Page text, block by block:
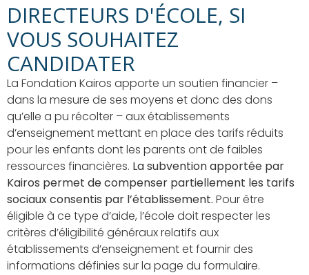
DIRECTEURS D'ÉCOLE, SI
VOUS SOUHAITEZ
CANDIDATER
La Fondation Kairos apporte un soutien financier –
dans la mesure de ses moyens et donc des dons
qu’elle a pu récolter – aux établissements
d’enseignement mettant en place des tarifs réduits
pour les enfants dont les parents ont de faibles
ressources financières. La subvention apportée par
Kairos permet de compenser partiellement les tarifs
sociaux consentis par l’établissement. Pour être
éligible à ce type d’aide, l’école doit respecter les
critères d’éligibilité généraux relatifs aux
établissements d’enseignement et fournir des
informations définies sur la page du formulaire.